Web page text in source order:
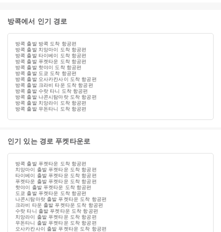
방콕에서 인기 경로
방콕 출발 방콕 도착 항공편
방콕 출발 치앙마이 도착 항공편
방콕 출발 타이베이 도착 항공편
방콕 출발 푸켓타운 도착 항공편
방콕 출발 핫야이 도착 항공편
방콕 출발 도쿄 도착 항공편
방콕 출발 오사카칸사이 도착 항공편
방콕 출발 크라비 타운 도착 항공편
방콕 출발 수랏 타니 도착 항공편
방콕 출발 나콘시탐마랏 도착 항공편
방콕 출발 치앙라이 도착 항공편
방콕 출발 우돈타니 도착 항공편
인기 있는 경로 푸켓타운로
방콕 출발 푸켓타운 도착 항공편
치앙마이 출발 푸켓타운 도착 항공편
타이베이 출발 푸켓타운 도착 항공편
푸켓타운 출발 푸켓타운 도착 항공편
핫야이 출발 푸켓타운 도착 항공편
도쿄 출발 푸켓타운 도착 항공편
나콘시탐마랏 출발 푸켓타운 도착 항공편
크라비 타운 출발 푸켓타운 도착 항공편
수랏 타니 출발 푸켓타운 도착 항공편
치앙라이 출발 푸켓타운 도착 항공편
우돈타니 출발 푸켓타운 도착 항공편
오사카칸사이 출발 푸켓타운 도착 항공편